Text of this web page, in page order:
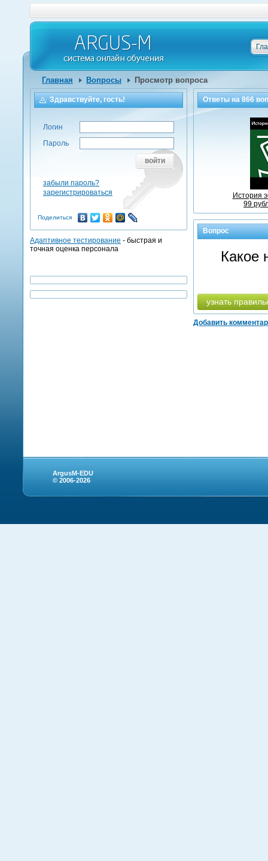
Главная Вопросы Просмотр вопроса
Ответы на866
История
99
Вопрос
Какое
узнать
Добавить
Здравствуйте, гость!
Логин
Пароль
войти
забыли пароль?
зарегистрироваться
Поделиться
Адаптивное тестирование - быстрая и
точная оценка персонала
ArgusM-EDU
© 2006-2026